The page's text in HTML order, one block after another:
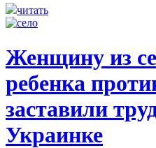
читать
Женщину из
ребенка
заставили
Украинке